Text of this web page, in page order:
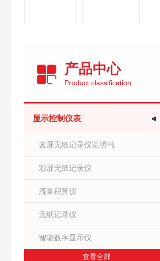
产品中心
Product classification
显示控制仪表
蓝屏无纸记录仪说明书
彩屏无纸记录仪
流量积算仪
无纸记录仪
智能数字显示仪
查看全部